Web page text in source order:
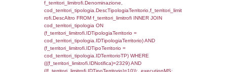
(((f_territori_limitrofi.IDNotifica)=2329) AND
((f_territori_limitrofi.IDTipoTerritorio)=4)),
0.072767019271851
sql: SELECT
reg_f_territori_limitrofi.Direzione,